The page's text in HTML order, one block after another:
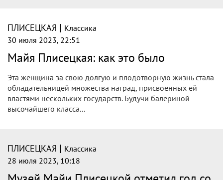
ПЛИСЕЦКАЯ | Классика
30 июля 2023, 22:51
Майя Плисецкая: как это было
Эта женщина за свою долгую и плодотворную жизнь стала
обладательницей множества наград, присвоенных ей
властями нескольких государств. Будучи балериной
высочайшего класса...
ПЛИСЕЦКАЯ | Классика
28 июля 2023, 10:18